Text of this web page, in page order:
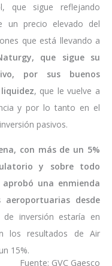
que sigue reflejando
un precio elevado del
que está llevando a
que sigue su
por sus buenos
, que le vuelve a
y por lo tanto en el
pasivos.
con más de un 5%
y sobre todo
una enmienda
desde
inversión estaría en
los resultados de Air
15%.
Fuente: GVC Gaesco